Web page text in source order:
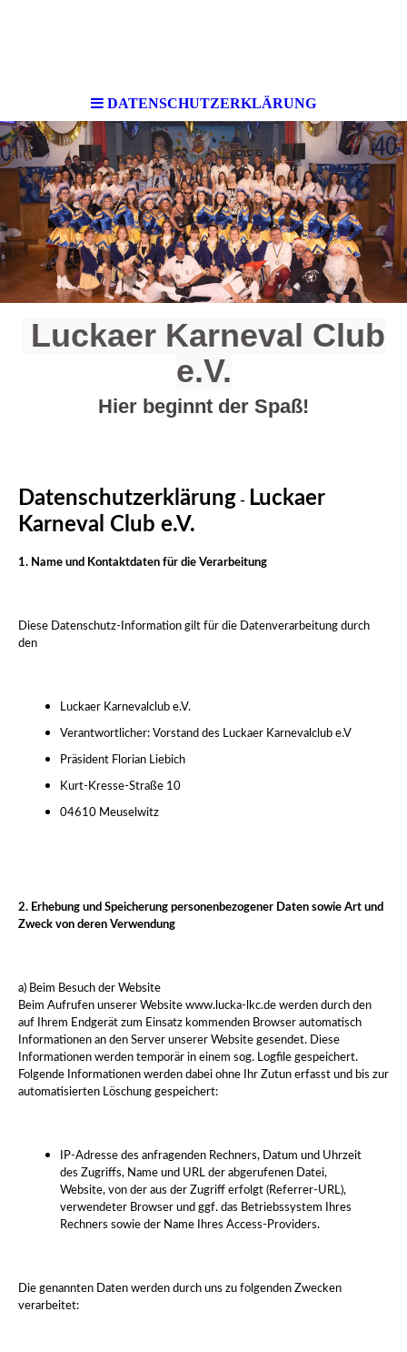
DATENSCHUTZERKLÄRUNG
Luckaer Karneval Club
e.V.
Hier beginnt der Spaß!
Datenschutzerklärung -
Luckaer
Karneval Club e.V.
1. Name und Kontaktdaten für die Verarbeitung
Diese Datenschutz-Information gilt für die Datenverarbeitung durch
den
Luckaer Karnevalclub e.V.
Verantwortlicher: Vorstand des Luckaer Karnevalclub e.V
Präsident Florian Liebich
Kurt-Kresse-Straße 10
04610 Meuselwitz
2. Erhebung und Speicherung personenbezogener Daten sowie Art und
Zweck von deren Verwendung
a) Beim Besuch der Website
Beim Aufrufen unserer Website www.lucka-lkc.de werden durch den
auf Ihrem Endgerät zum Einsatz kommenden Browser automatisch
Informationen an den Server unserer Website gesendet. Diese
Informationen werden temporär in einem sog. Logfile gespeichert.
Folgende Informationen werden dabei ohne Ihr Zutun erfasst und bis zur
automatisierten Löschung gespeichert:
IP-Adresse des anfragenden Rechners, Datum und Uhrzeit
des Zugriffs, Name und URL der abgerufenen Datei,
Website, von der aus der Zugriff erfolgt (Referrer-URL),
verwendeter Browser und ggf. das Betriebssystem Ihres
Rechners sowie der Name Ihres Access-Providers.
Die genannten Daten werden durch uns zu folgenden Zwecken
verarbeitet: